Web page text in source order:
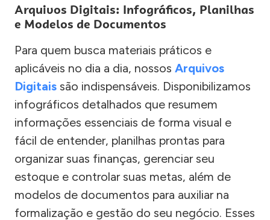
Arquivos Digitais: Infográficos, Planilhas
e Modelos de Documentos
Para quem busca materiais práticos e
aplicáveis no dia a dia, nossos Arquivos
Digitais são indispensáveis. Disponibilizamos
infográficos detalhados que resumem
informações essenciais de forma visual e
fácil de entender, planilhas prontas para
organizar suas finanças, gerenciar seu
estoque e controlar suas metas, além de
modelos de documentos para auxiliar na
formalização e gestão do seu negócio. Esses